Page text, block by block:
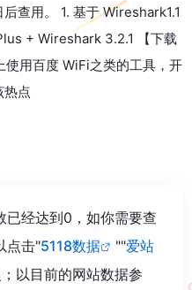
查用。 1. 基于 Wireshark1.1
+ Wireshark 3.2.1 【下载
使用百度 WiFi之类的工具，开
热点
已经达到0，如你需要查
点击"5118数据 ""爱站
以目前的网站数据参